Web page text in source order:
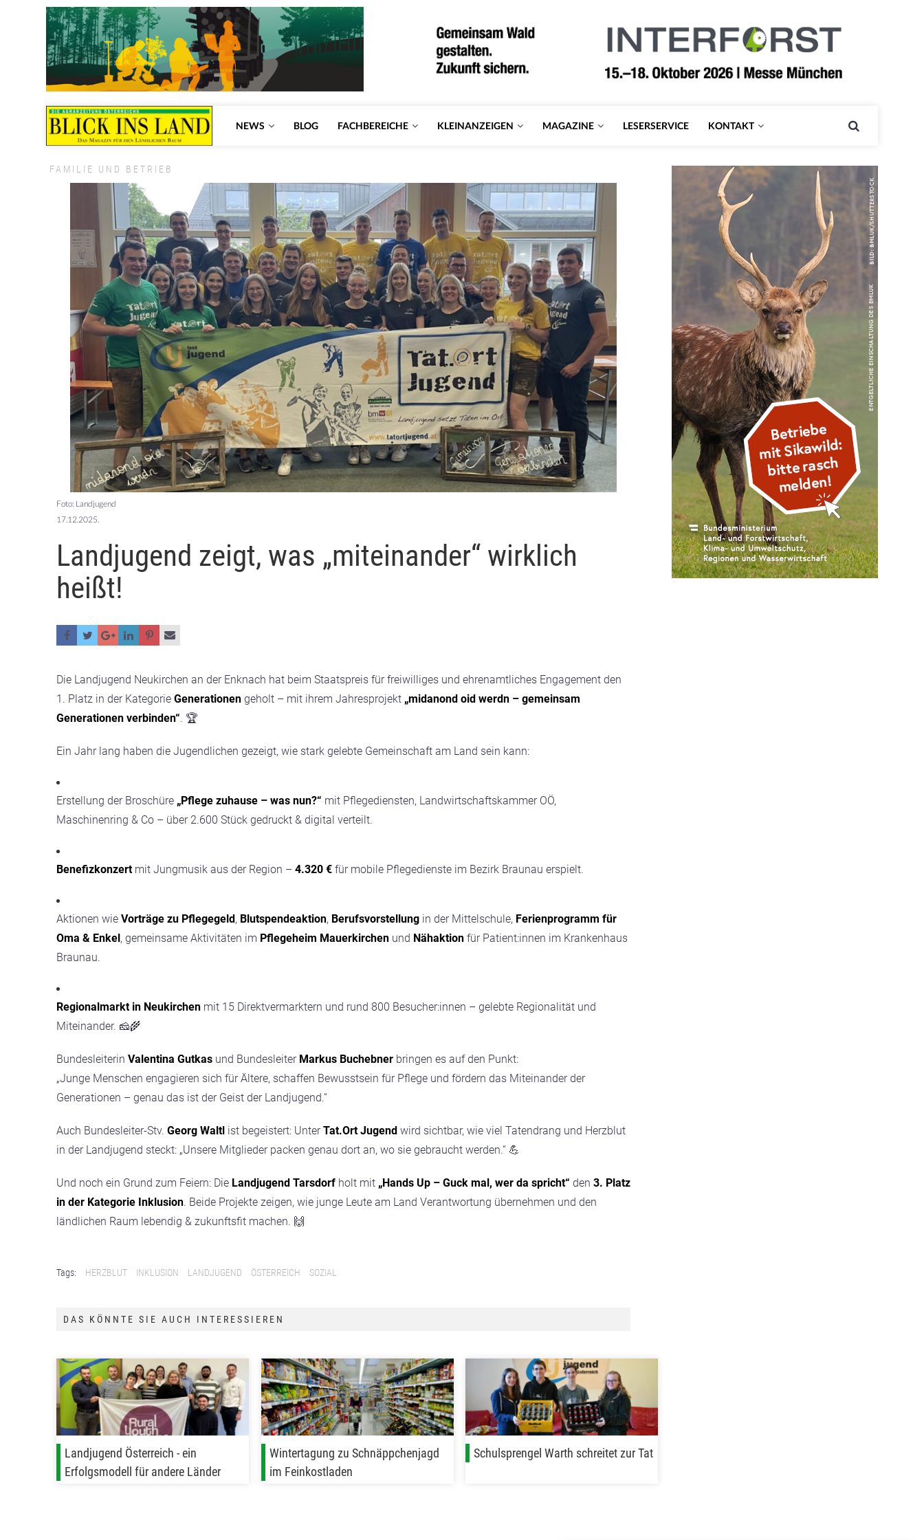
NEWS BLOG FACHBEREICHE KLEINANZEIGEN MAGAZINE LESERSERVICE KONTAKT
FAMILIE UND BETRIEB
Foto: Landjugend
17.12.2025.
Landjugend zeigt, was „miteinander“ wirklich
heißt!
Die Landjugend Neukirchen an der Enknach hat beim Staatspreis für freiwilliges und ehrenamtliches Engagement den
1. Platz in der Kategorie Generationen geholt – mit ihrem Jahresprojekt „midanond oid werdn – gemeinsam
Generationen verbinden“. 🏆
Ein Jahr lang haben die Jugendlichen gezeigt, wie stark gelebte Gemeinschaft am Land sein kann:
Erstellung der Broschüre „Pflege zuhause – was nun?“ mit Pflegediensten, Landwirtschaftskammer OÖ,
Maschinenring & Co – über 2.600 Stück gedruckt & digital verteilt.
Benefizkonzertmit Jungmusik aus der Region – 4.320 € für mobile Pflegedienste im Bezirk Braunau erspielt.
Aktionen wie Vorträge zu Pflegegeld, Blutspendeaktion, Berufsvorstellung in der Mittelschule, Ferienprogramm für
Oma & Enkel, gemeinsame Aktivitäten im Pflegeheim Mauerkirchen und Nähaktion für Patient:innen im Krankenhaus
Braunau.
Regionalmarkt in Neukirchen mit 15 Direktvermarktern und rund 800 Besucher:innen – gelebte Regionalität und
Miteinander. 🧀🌾
Bundesleiterin Valentina Gutkas und Bundesleiter Markus Buchebner bringen es auf den Punkt:
„Junge Menschen engagieren sich für Ältere, schaffen Bewusstsein für Pflege und fördern das Miteinander der
Generationen – genau das ist der Geist der Landjugend.“
Auch Bundesleiter-Stv. Georg Waltl ist begeistert: UnterTat.Ort Jugend wird sichtbar, wie viel Tatendrang und Herzblut
in der Landjugend steckt: „Unsere Mitglieder packen genau dort an, wo sie gebraucht werden.“ 💪
Und noch ein Grund zum Feiern: Die Landjugend Tarsdorf holt mit „Hands Up – Guck mal, wer da spricht“ den 3. Platz
in der Kategorie Inklusion. Beide Projekte zeigen, wie junge Leute am Land Verantwortung übernehmen und den
ländlichen Raum lebendig & zukunftsfit machen. 🙌
Tags: HERZBLUT INKLUSION LANDJUGEND ÖSTERREICH SOZIAL
DAS KÖNNTE SIE AUCH INTERESSIEREN
Landjugend Österreich - ein
Erfolgsmodell für andere Länder
Wintertagung zu Schnäppchenjagd
im Feinkostladen
Schulsprengel Warth schreitet zur Tat